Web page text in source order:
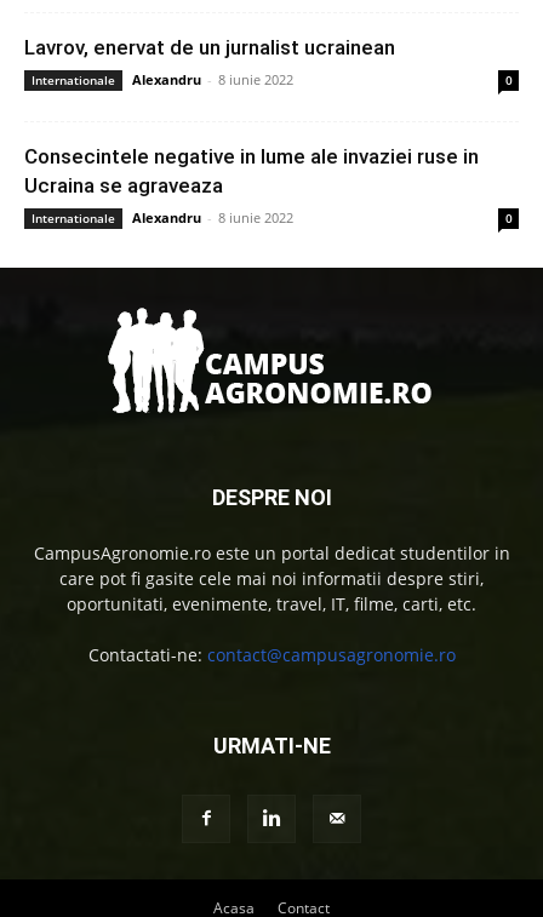
Lavrov, enervat de un jurnalist ucrainean
Internationale Alexandru - 8 iunie 2022 0
Consecintele negative in lume ale invaziei ruse in
Ucraina se agraveaza
Internationale Alexandru - 8 iunie 2022 0
DESPRE NOI
CampusAgronomie.ro este un portal dedicat studentilor in
care pot fi gasite cele mai noi informatii despre stiri,
oportunitati, evenimente, travel, IT, filme, carti, etc.
Contactati-ne: contact@campusagronomie.ro
URMATI-NE
Acasa Contact